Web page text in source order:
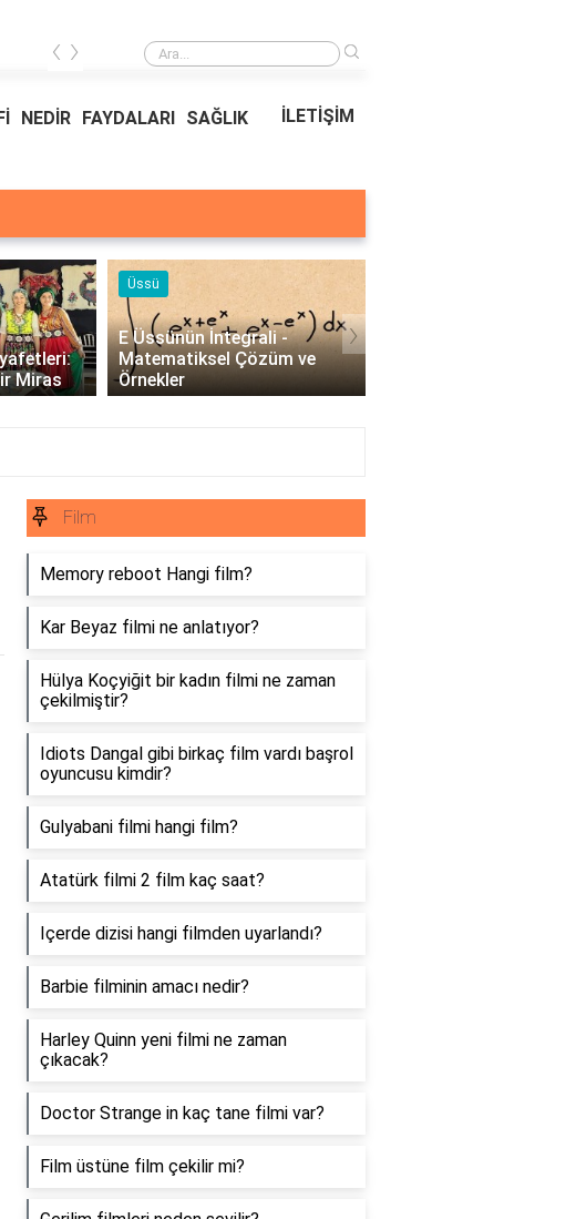
Ödeal Müşteri Hizmetleri
‹ ›
NEDİR FAYDALARI SAĞLIK İLETİŞİM
-
ve
Örnekleri
Profesyonel Kurumsal Mail
Örnekleri - İşletmeler İçin
Etkili İletişim..
›
Film
Memory reboot Hangi film?
Kar Beyaz filmi ne anlatıyor?
Hülya Koçyiğit bir kadın filmi ne zaman
çekilmiştir?
Idiots Dangal gibi birkaç film vardı başrol
oyuncusu kimdir?
Gulyabani filmi hangi film?
Atatürk filmi 2 film kaç saat?
Içerde dizisi hangi filmden uyarlandı?
Barbie filminin amacı nedir?
Harley Quinn yeni filmi ne zaman
çıkacak?
Doctor Strange in kaç tane filmi var?
Film üstüne film çekilir mi?